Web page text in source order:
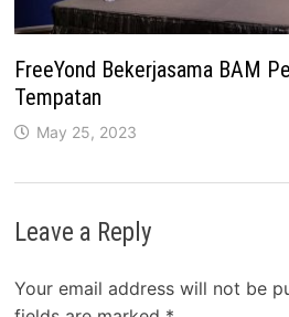
FreeYond Bekerjasama BAM
Tempatan
May 25, 2023
Leave a Reply
Your email address will not be